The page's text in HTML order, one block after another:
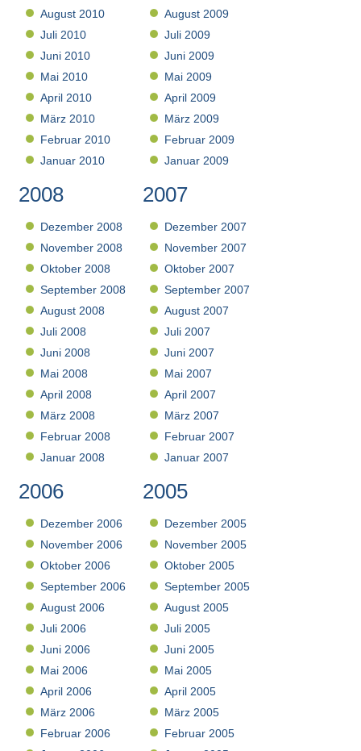
August 2010
Juli 2010
Juni 2010
Mai 2010
April 2010
März 2010
Februar 2010
Januar 2010
August 2009
Juli 2009
Juni 2009
Mai 2009
April 2009
März 2009
Februar 2009
Januar 2009
2008
Dezember 2008
November 2008
Oktober 2008
September 2008
August 2008
Juli 2008
Juni 2008
Mai 2008
April 2008
März 2008
Februar 2008
Januar 2008
2007
Dezember 2007
November 2007
Oktober 2007
September 2007
August 2007
Juli 2007
Juni 2007
Mai 2007
April 2007
März 2007
Februar 2007
Januar 2007
2006
Dezember 2006
November 2006
Oktober 2006
September 2006
August 2006
Juli 2006
Juni 2006
Mai 2006
April 2006
März 2006
Februar 2006
2005
Dezember 2005
November 2005
Oktober 2005
September 2005
August 2005
Juli 2005
Juni 2005
Mai 2005
April 2005
März 2005
Februar 2005